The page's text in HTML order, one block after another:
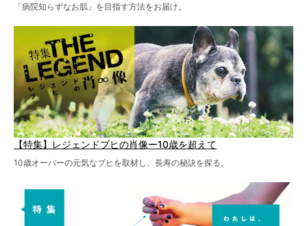
「病院知らずなお肌」を目指す方法をお届け。
【特集】レジェンドブヒの肖像ー10歳を超えて
10歳オーバーの元気なブヒを取材し、長寿の秘訣を探る。